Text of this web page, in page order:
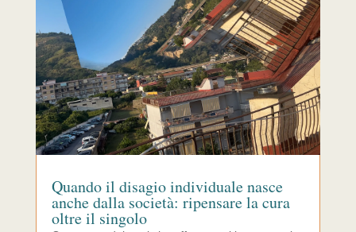
Quando il disagio individuale nasce
anche dalla società: ripensare la cura
oltre il singolo